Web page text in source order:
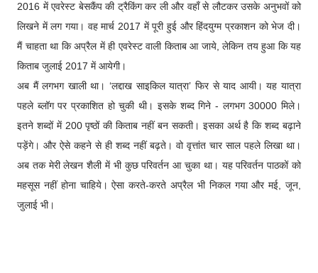
2016 में एवरेस्ट बेसकैंप की ट्रैकिंग कर ली और वहाँ से लौटकर उसके अनुभवों को
लिखने में लग गया। वह मार्च 2017 में पूरी हुई और हिंदयुग्म प्रकाशन को भेज दी।
मैं चाहता था कि अप्रैल में ही एवरेस्ट वाली किताब आ जाये, लेकिन तय हुआ कि यह
किताब जुलाई 2017 में आयेगी।
अब मैं लगभग खाली था। ‘लद्दाख साइकिल यात्रा’ फिर से याद आयी। यह यात्रा
पहले ब्लॉग पर प्रकाशित हो चुकी थी। इसके शब्द गिने - लगभग 30000 मिले।
इतने शब्दों में 200 पृष्ठों की किताब नहीं बन सकती। इसका अर्थ है कि शब्द बढ़ाने
पड़ेंगे। और ऐसे कहने से ही शब्द नहीं बढ़ते। वो वृत्तांत चार साल पहले लिखा था।
अब तक मेरी लेखन शैली में भी कुछ परिवर्तन आ चुका था। यह परिवर्तन पाठकों को
महसूस नहीं होना चाहिये। ऐसा करते-करते अप्रैल भी निकल गया और मई, जून,
जुलाई भी।